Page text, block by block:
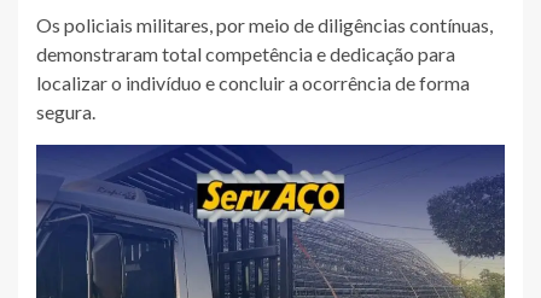
Os policiais militares, por meio de diligências contínuas,
demonstraram total competência e dedicação para
localizar o indivíduo e concluir a ocorrência de forma
segura.